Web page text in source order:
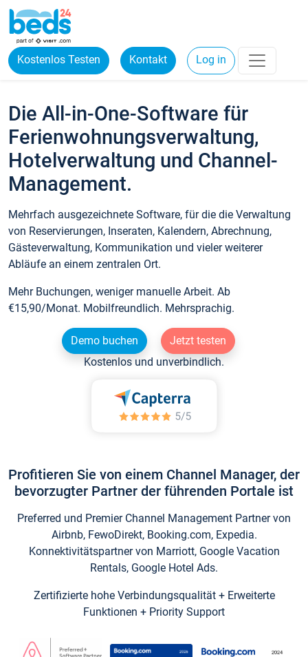
Kostenlos Testen Kontakt Log in
Die All-in-One-Software für
Ferienwohnungsverwaltung,
Hotelverwaltung und Channel-
Management.
Mehrfach ausgezeichnete Software, für die die Verwaltung
von Reservierungen, Inseraten, Kalendern, Abrechnung,
Gästeverwaltung, Kommunikation und vieler weiterer
Abläufe an einem zentralen Ort.
Mehr Buchungen, weniger manuelle Arbeit. Ab
€15,90/Monat. Mobilfreundlich. Mehrsprachig.
Demo buchen
Jetzt testen
Kostenlos und unverbindlich.
Profitieren Sie von einem Channel Manager, der
bevorzugter Partner der führenden Portale ist
Preferred und Premier Channel Management Partner von
Airbnb, FewoDirekt, Booking.com, Expedia.
Konnektivitätspartner von Marriott, Google Vacation
Rentals, Google Hotel Ads.
Zertifizierte hohe Verbindungsqualität + Erweiterte
Funktionen + Priority Support